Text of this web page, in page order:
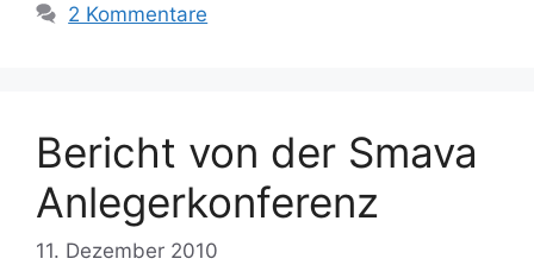
2 Kommentare
Bericht von der Smava
Anlegerkonferenz
11. Dezember 2010